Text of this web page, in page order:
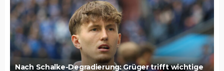
Nach Schalke-Degradierung: Grüger trifft wichtige